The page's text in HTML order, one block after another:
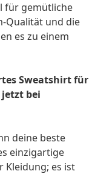
für gemütliche
Qualität und die
es zu einem
Sweatshirt für
jetzt bei
deine beste
einzigartige
Kleidung; es ist